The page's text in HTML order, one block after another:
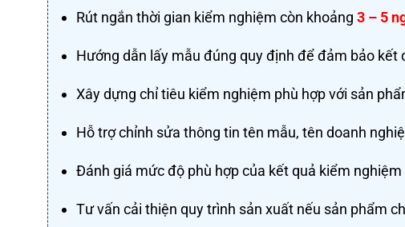
Rút ngắn thời gian kiểm nghiệm còn khoảng3 – 5
Hướng dẫn lấy mẫu đúng quy định để đảm bảo kết
Xây dựng chỉ tiêu kiểm nghiệm phù hợp với sản
Hỗ trợ chỉnh sửa thông tin tên mẫu, tên doanh
Đánh giá mức độ phù hợp của kết quả kiểm
Tư vấn cải thiện quy trình sản xuất nếu sản phẩm